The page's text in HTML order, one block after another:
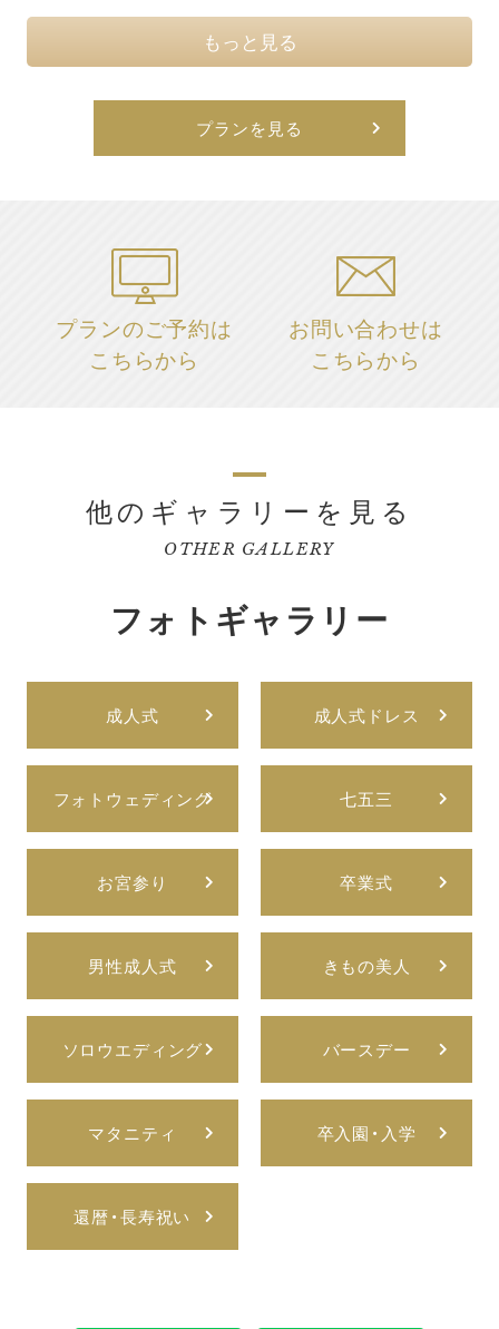
もっと見る
プランを見る
プランのご予約は
こちらから
お問い合わせは
こちらから
他のギャラリーを見る
OTHER GALLERY
フォトギャラリー
成人式 成人式ドレス
フォトウェディング 七五三
お宮参り 卒業式
男性成人式 きもの美人
ソロウエディング バースデー
マタニティ 卒入園・入学
還暦・長寿祝い